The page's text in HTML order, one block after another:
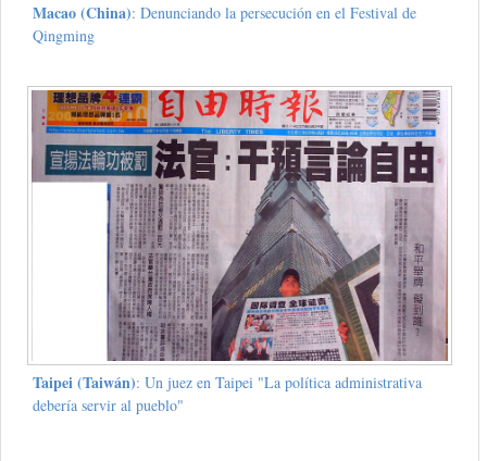
Macao (China): Denunciando la persecución en el Festival de
Qingming
Taipei (Taiwán): Un juez en Taipei "La política administrativa
debería servir al pueblo"